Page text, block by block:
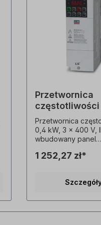
Przetwornica
częstotliwości
0004S100-
Przetwornica
0,4 kW, 3 x 400 V,
wbudowany panel
(C3) rozszerzone funkcje
moment
gęstość mocy,
wymiary, montaż
1 252,27 zł*